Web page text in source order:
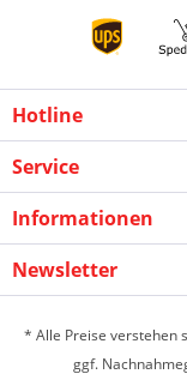
Hotline
Service
Informationen
Newsletter
* Alle Preise verstehen
ggf.